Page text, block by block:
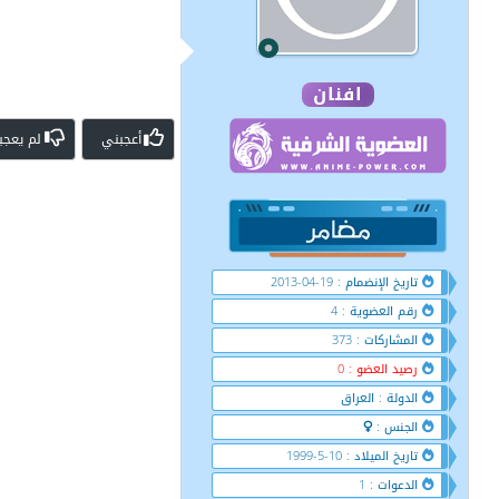
افنان
تاريخ الإنضمام : 19-04-2013
رقم العضوية : 4
المشاركات : 373
رصيد العضو : 0
الدولة : العراق
الجنس :
تاريخ الميلاد : 10-5-1999
الدعوات : 1
أعجبني لم